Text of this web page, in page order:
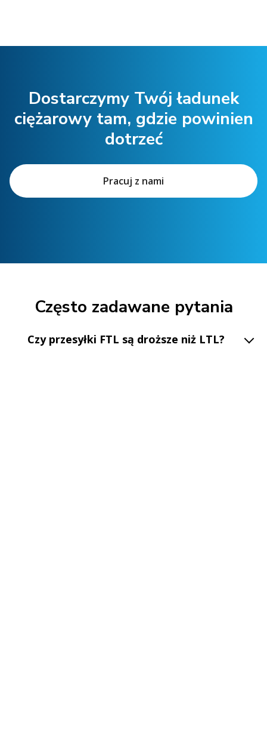
Dostarczymy Twój ładunek
ciężarowy tam, gdzie powinien
dotrzeć
Pracuj z nami
Często zadawane pytania
Czy przesyłki FTL są droższe niż LTL?